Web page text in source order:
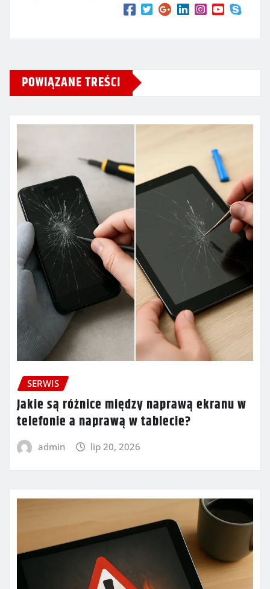
POWIĄZANE TREŚCI
SERWIS
Jakie są różnice między naprawą ekranu w
telefonie a naprawą w tablecie?
admin lip 20, 2026